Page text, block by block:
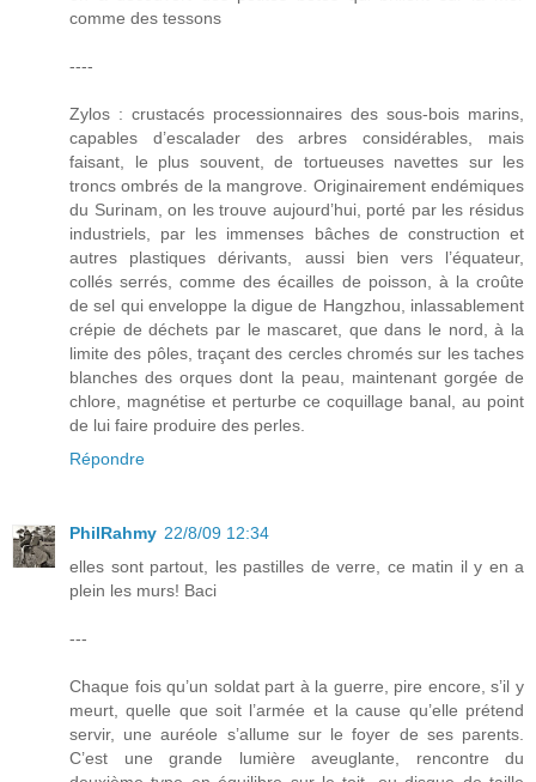
comme des tessons
----
Zylos : crustacés processionnaires des sous-bois marins,
capables d’escalader des arbres considérables, mais
faisant, le plus souvent, de tortueuses navettes sur les
troncs ombrés de la mangrove. Originairement endémiques
du Surinam, on les trouve aujourd’hui, porté par les résidus
industriels, par les immenses bâches de construction et
autres plastiques dérivants, aussi bien vers l’équateur,
collés serrés, comme des écailles de poisson, à la croûte
de sel qui enveloppe la digue de Hangzhou, inlassablement
crépie de déchets par le mascaret, que dans le nord, à la
limite des pôles, traçant des cercles chromés sur les taches
blanches des orques dont la peau, maintenant gorgée de
chlore, magnétise et perturbe ce coquillage banal, au point
de lui faire produire des perles.
Répondre
PhilRahmy 22/8/09 12:34
elles sont partout, les pastilles de verre, ce matin il y en a
plein les murs! Baci
---
Chaque fois qu’un soldat part à la guerre, pire encore, s’il y
meurt, quelle que soit l’armée et la cause qu’elle prétend
servir, une auréole s’allume sur le foyer de ses parents.
C’est une grande lumière aveuglante, rencontre du